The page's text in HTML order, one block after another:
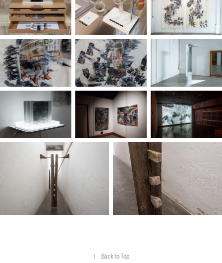
↑ Back to Top